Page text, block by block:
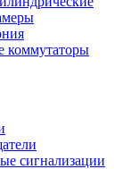
коммутаторы
сигнализации